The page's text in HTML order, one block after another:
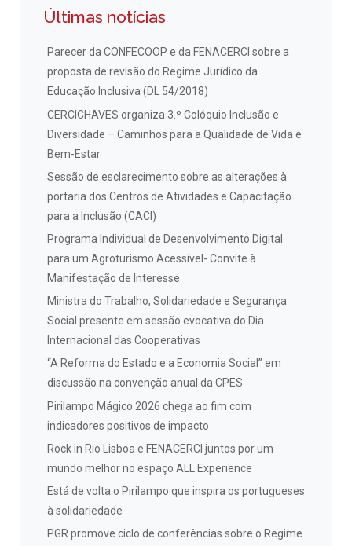
Últimas notícias
Parecer da CONFECOOP e da FENACERCI sobre a
proposta de revisão do Regime Jurídico da
Educação Inclusiva (DL 54/2018)
CERCICHAVES organiza 3.º Colóquio Inclusão e
Diversidade – Caminhos para a Qualidade de Vida e
Bem-Estar
Sessão de esclarecimento sobre as alterações à
portaria dos Centros de Atividades e Capacitação
para a Inclusão (CACI)
Programa Individual de Desenvolvimento Digital
para um Agroturismo Acessível- Convite à
Manifestação de Interesse
Ministra do Trabalho, Solidariedade e Segurança
Social presente em sessão evocativa do Dia
Internacional das Cooperativas
“A Reforma do Estado e a Economia Social” em
discussão na convenção anual da CPES
Pirilampo Mágico 2026 chega ao fim com
indicadores positivos de impacto
Rock in Rio Lisboa e FENACERCI juntos por um
mundo melhor no espaço ALL Experience
Está de volta o Pirilampo que inspira os portugueses
à solidariedade
PGR promove ciclo de conferências sobre o Regime